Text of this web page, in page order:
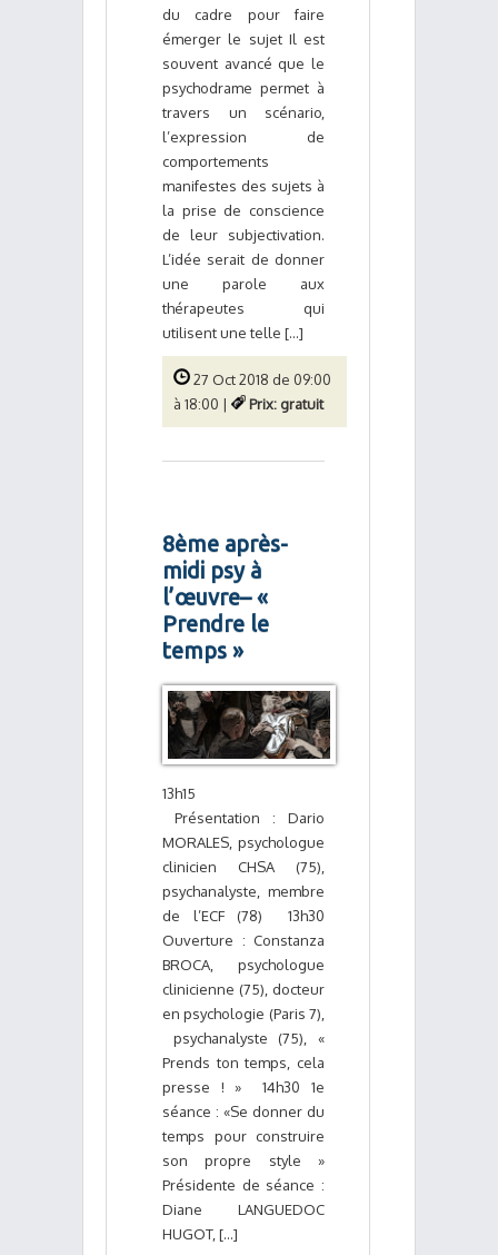
du cadre pour faire
émerger le sujet Il est
souvent avancé que le
psychodrame permet à
travers un scénario,
l’expression de
comportements
manifestes des sujets à
la prise de conscience
de leur subjectivation.
L’idée serait de donner
une parole aux
thérapeutes qui
utilisent une telle [...]
27 Oct 2018 de 09:00
à 18:00 |
Prix: gratuit
8ème après-
midi psy à
l’œuvre– «
Prendre le
temps »
13h15
Présentation : Dario
MORALES, psychologue
clinicien CHSA (75),
psychanalyste, membre
de l’ECF (78) 13h30
Ouverture : Constanza
BROCA, psychologue
clinicienne (75), docteur
en psychologie (Paris 7),
psychanalyste (75), «
Prends ton temps, cela
presse ! » 14h30 1e
séance : «Se donner du
temps pour construire
son propre style »
Présidente de séance :
Diane LANGUEDOC
HUGOT, [...]